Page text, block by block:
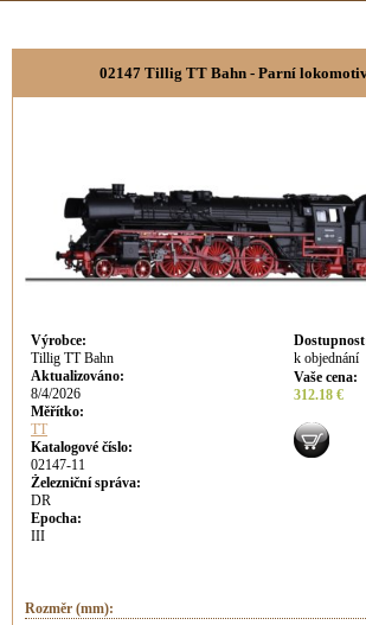
02147 Tillig TT Bahn - Parní
Výrobce:
Tillig TT Bahn
Aktualizováno:
8/4/2026
Měřítko:
TT
Katalogové číslo:
02147-11
Železniční správa:
DR
Epocha:
III
Dostupnost
k objednání
Vaše cena:
312.18 €
Rozměr (mm):